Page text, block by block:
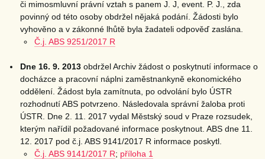
či mimosmluvní právní vztah s panem J. J, event. P. J., zda
povinný od této osoby obdržel nějaká podání. Žádosti bylo
vyhověno a v zákonné lhůtě byla žadateli odpověď zaslána.
Č.j. ABS 9251/2017 R
Dne 16. 9. 2013 obdržel Archiv žádost o poskytnutí informace o
docházce a pracovní náplni zaměstnankyně ekonomického
oddělení. Žádost byla zamítnuta, po odvolání bylo ÚSTR
rozhodnutí ABS potvrzeno. Následovala správní žaloba proti
ÚSTR. Dne 2. 11. 2017 vydal Městský soud v Praze rozsudek,
kterým nařídil požadované informace poskytnout. ABS dne 11.
12. 2017 pod č.j. ABS 9141/2017 R informace poskytl.
Č.j. ABS 9141/2017 R; příloha 1